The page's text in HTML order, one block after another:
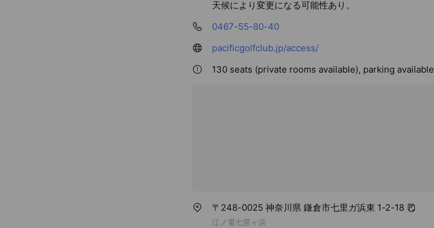
天候により変更になる可能性あり。
0467-55-80-40
pacificgolfclub.jp/access/
130 seats (private rooms available), parking available
〒248-0025 神奈川県 鎌倉市七里ガ浜東 1-2-18
江ノ電七里ヶ浜